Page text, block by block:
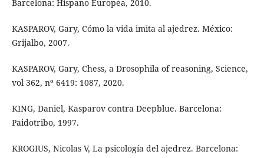
Barcelona: Hispano Europea, 2010.
KASPAROV, Gary, Cómo la vida imita al ajedrez. México:
Grijalbo, 2007.
KASPAROV, Gary, Chess, a Drosophila of reasoning, Science,
vol 362, nº 6419: 1087, 2020.
KING, Daniel, Kasparov contra Deepblue. Barcelona:
Paidotribo, 1997.
KROGIUS, Nicolas V, La psicología del ajedrez. Barcelona: